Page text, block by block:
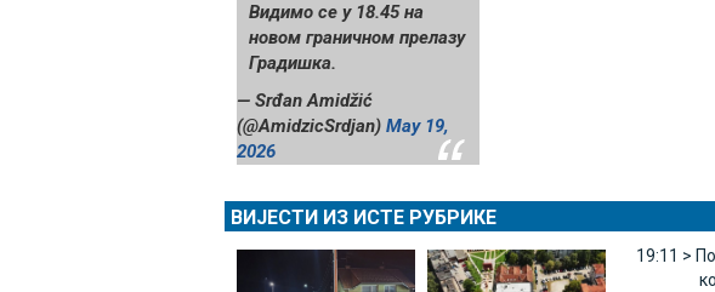
Видимо се у 18.45 на
новом граничном прелазу
Градишка.
— Srđan Amidžić
(@AmidzicSrdjan) May 19,
2026
ВИЈЕСТИ ИЗ ИСТЕ РУБРИКЕ
19:11 >